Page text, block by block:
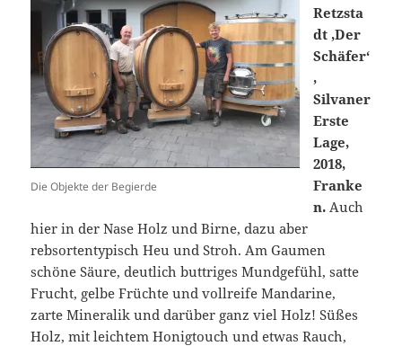
Die Objekte der Begierde
Retzsta
dt ‚Der
Schäfer‘
,
Silvaner
Erste
Lage,
2018,
Franke
n. Auch
hier in der Nase Holz und Birne, dazu aber
rebsortentypisch Heu und Stroh. Am Gaumen
schöne Säure, deutlich buttriges Mundgefühl, satte
Frucht, gelbe Früchte und vollreife Mandarine,
zarte Mineralik und darüber ganz viel Holz! Süßes
Holz, mit leichtem Honigtouch und etwas Rauch,